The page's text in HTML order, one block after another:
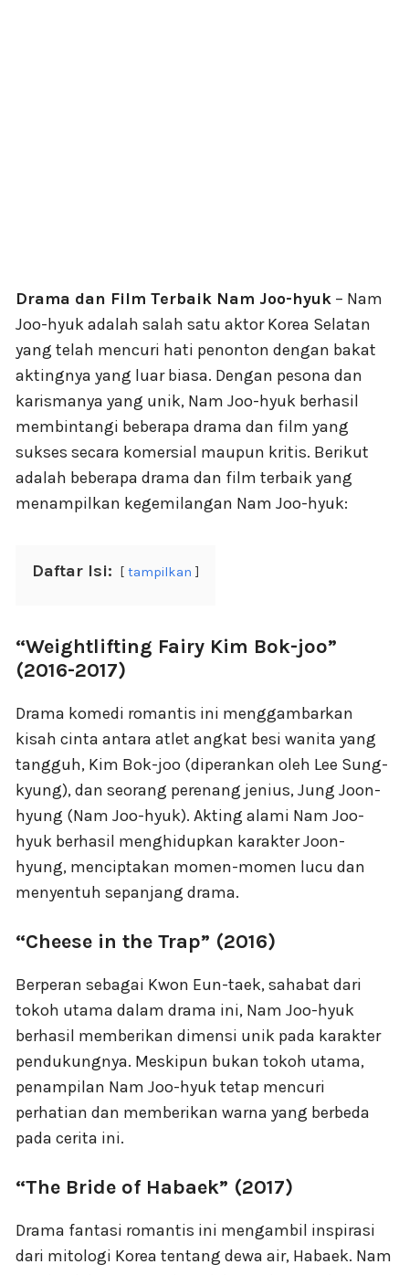
Drama dan Film Terbaik Nam Joo-hyuk – Nam
Joo-hyuk adalah salah satu aktor Korea Selatan
yang telah mencuri hati penonton dengan bakat
aktingnya yang luar biasa. Dengan pesona dan
karismanya yang unik, Nam Joo-hyuk berhasil
membintangi beberapa drama dan film yang
sukses secara komersial maupun kritis. Berikut
adalah beberapa drama dan film terbaik yang
menampilkan kegemilangan Nam Joo-hyuk:
Daftar Isi: tampilkan
“Weightlifting Fairy Kim Bok-joo”
(2016-2017)
Drama komedi romantis ini menggambarkan
kisah cinta antara atlet angkat besi wanita yang
tangguh, Kim Bok-joo (diperankan oleh Lee Sung-
kyung), dan seorang perenang jenius, Jung Joon-
hyung (Nam Joo-hyuk). Akting alami Nam Joo-
hyuk berhasil menghidupkan karakter Joon-
hyung, menciptakan momen-momen lucu dan
menyentuh sepanjang drama.
“Cheese in the Trap” (2016)
Berperan sebagai Kwon Eun-taek, sahabat dari
tokoh utama dalam drama ini, Nam Joo-hyuk
berhasil memberikan dimensi unik pada karakter
pendukungnya. Meskipun bukan tokoh utama,
penampilan Nam Joo-hyuk tetap mencuri
perhatian dan memberikan warna yang berbeda
pada cerita ini.
“The Bride of Habaek” (2017)
Drama fantasi romantis ini mengambil inspirasi
dari mitologi Korea tentang dewa air, Habaek. Nam